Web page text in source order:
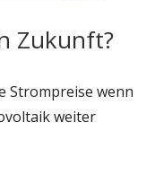
Zukunft?
Strompreise wenn
weiter